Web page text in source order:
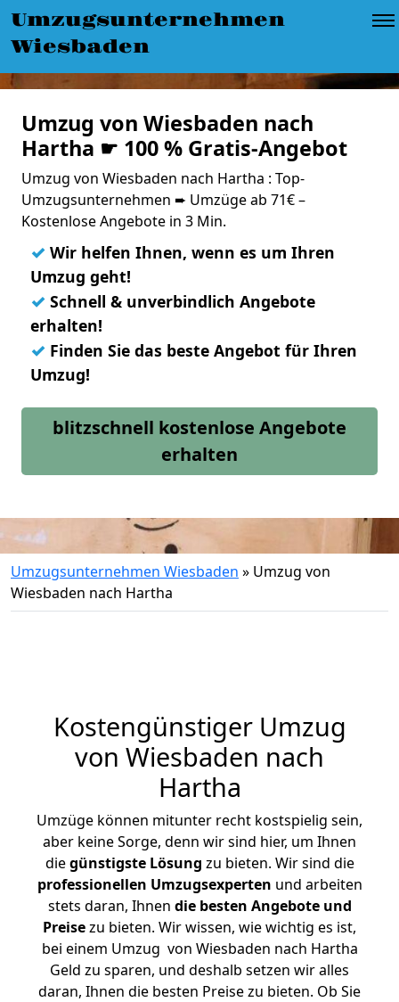
Umzugsunternehmen
Wiesbaden
Umzug von Wiesbaden nach
Hartha ☛ 100 % Gratis-Angebot
Umzug von Wiesbaden nach Hartha : Top-
Umzugsunternehmen ➨ Umzüge ab 71€ –
Kostenlose Angebote in 3 Min.
✓ Wir helfen Ihnen, wenn es um Ihren
Umzug geht!
✓ Schnell & unverbindlich Angebote
erhalten!
✓ Finden Sie das beste Angebot für Ihren
Umzug!
blitzschnell kostenlose Angebote
erhalten
Umzugsunternehmen Wiesbaden » Umzug von
Wiesbaden nach Hartha
Kostengünstiger Umzug
von Wiesbaden nach
Hartha
Umzüge können mitunter recht kostspielig sein,
aber keine Sorge, denn wir sind hier, um Ihnen
diegünstigste Lösung zu bieten. Wir sind die
professionellen Umzugsexperten und arbeiten
stets daran, Ihnen die besten Angebote und
Preisezu bieten. Wir wissen, wie wichtig es ist,
bei einem Umzug von Wiesbaden nach Hartha
Geld zu sparen, und deshalb setzen wir alles
daran, Ihnen die besten Preise zu bieten. Ob Sie